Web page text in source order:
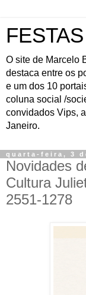
O site de Marcelo
destaca entre os
e um dos 10
coluna social /
convidados Vips,
Janeiro.
quarta-feira, 3
Novidades
Cultura
2551-1278